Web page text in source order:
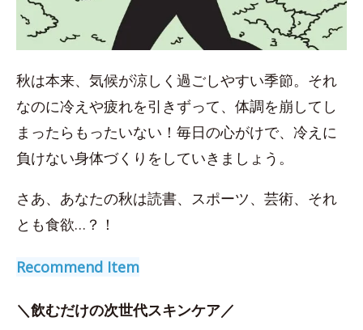
秋は本来、気候が涼しく過ごしやすい季節。それ
なのに冷えや疲れを引きずって、体調を崩してし
まったらもったいない！毎日の心がけで、冷えに
負けない身体づくりをしていきましょう。
さあ、あなたの秋は読書、スポーツ、芸術、それ
とも食欲…？！
Recommend Item
＼飲むだけの次世代スキンケア／